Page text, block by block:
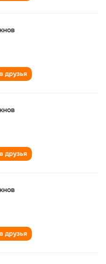
друзья
друзья
друзья